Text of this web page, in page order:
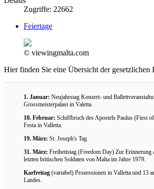
Zugriffe: 22662
Feiertage
© viewingmalta.com
Hier finden Sie eine Übersicht der gesetzlichen
1. Januar: Neujahrstag Konzert- und
Grossmeisterpalast in Valetta.
10. Februar: Schiffbruch des Apostels Paulus (Fiest
Festa in Valletta.
19. März: St. Joseph's Tag
31. März: Freiheitstag (Freedom Day) Zur Erinnerung
letzten britischen Soldaten von Malta im Jahre 1979.
Karfreitag (variabel) Prozessionen in Valletta und 13
Landes.